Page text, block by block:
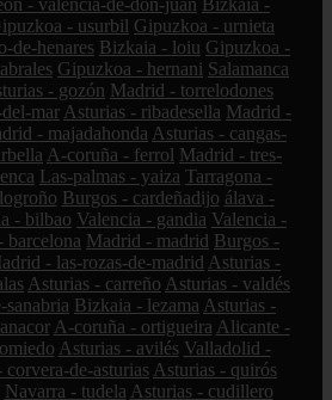
- valencia-de-don-juan Bizkaia -
- usurbil Gipuzkoa - urnieta
de-henares Bizkaia - loiu Gipuzkoa -
Gipuzkoa - hernani Salamanca
- gozón Madrid - torrelodones
mar Asturias - ribadesella Madrid -
- majadahonda Asturias - cangas-
A-coruña - ferrol Madrid - tres-
Las-palmas - yaiza Tarragona -
Burgos - cardeñadijo álava -
- bilbao Valencia - gandia Valencia -
barcelona Madrid - madrid Burgos -
- las-rozas-de-madrid Asturias -
Asturias - carreño Asturias - valdés
sanabria Bizkaia - lezama Asturias -
A-coruña - ortigueira Alicante -
Asturias - avilés Valladolid -
corvera-de-asturias Asturias - quirós
Navarra - tudela Asturias - cudillero